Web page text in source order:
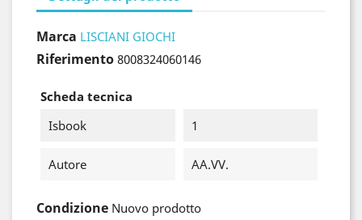
Marca LISCIANI GIOCHI
Riferimento 8008324060146
Scheda tecnica
Isbook
1
Autore AA.VV.
Condizione Nuovo prodotto